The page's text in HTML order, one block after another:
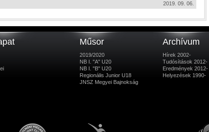
2019. 09. 06.
Műsor
2019/2020
NB I. "A" U20
NB I. "B" U20
Regionális Junior U18
JNSZ Megyei Bajnokság
Archívum
Hírek 2002-
Tudósítások 2012-
Eredmények 2012-
Helyezések 1990-